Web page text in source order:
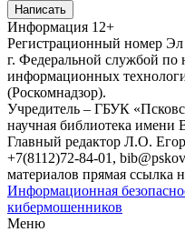
Написать
Информация 12+
Регистрационный номер
г. Федеральной службой по
информационных
(Роскомнадзор).
Учредитель – ГБУК
научная библиотека имени
Главный редактор Л.О.
+7(8112)72-84-01,
материалов прямая ссылка
Информационная
кибермошенников
Меню